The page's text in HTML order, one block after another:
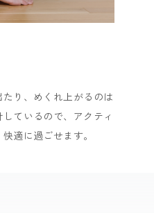
り、めくれ上がるのは
ているので、アクティ
適に過ごせます。